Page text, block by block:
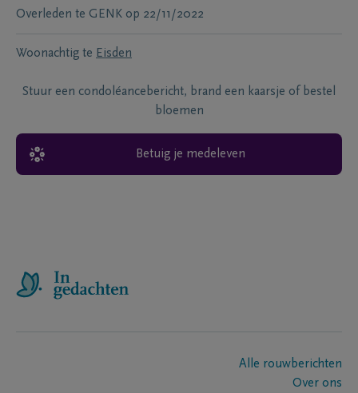
Overleden te GENK op 22/11/2022
Woonachtig te Eisden
Stuur een condoléancebericht, brand een kaarsje of bestel
bloemen
Betuig je medeleven
Alle rouwberichten
Over ons